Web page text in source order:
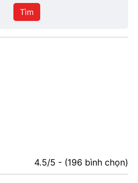
hiện
Tìm
4.5/5 - (196 bình chọn)